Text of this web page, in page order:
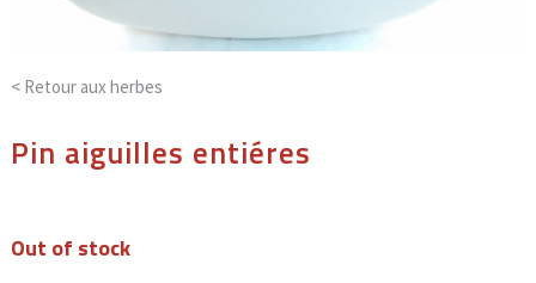
< Retour aux herbes
Pin aiguilles entiéres
Out of stock